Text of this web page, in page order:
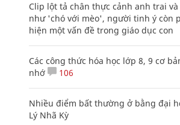
Clip lột tả chân thực cảnh anh trai
như 'chó với mèo', người tinh ý còn
hiện một vấn đề trong giáo dục con
Các công thức hóa học lớp 8, 9 cơ
nhớ
106
Nhiều điểm bất thường ở bằng đại
Lý Nhã Kỳ